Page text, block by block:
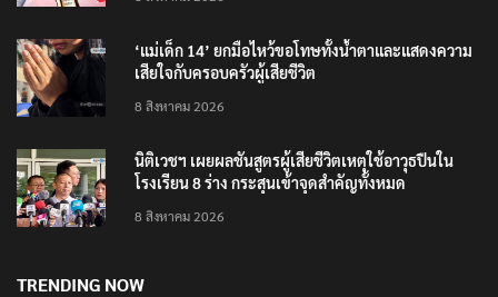
‘แม่เด็ก 14’ ยกมือไหว้ขอโทษทั้งน้ำตาและแสดงความ
เสียใจกับครอบครัวผู้เสียชีวิต
8 สิงหาคม 2026
นิติเวชฯ เผยผลชันสูตรผู้เสียชีวิตเหตุใช้อาวุธปืนใน
โรงเรียน 8 ร่าง กระสุนเข้าจุดสำคัญทั้งหมด
8 สิงหาคม 2026
TRENDING NOW